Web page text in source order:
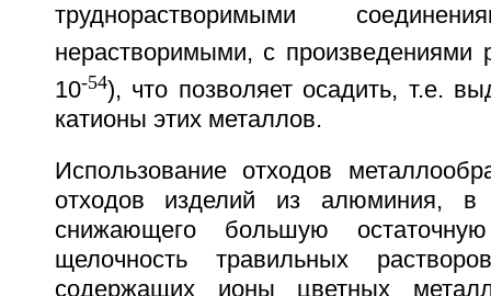
труднорастворимыми
нерастворимыми, с произведениями
10-54), что позволяет осадить, т.е.
катионы этих металлов.
Использование отходов
отходов изделий из алюминия, в
снижающего большую
щелочность травильных
содержащих ионы цветных